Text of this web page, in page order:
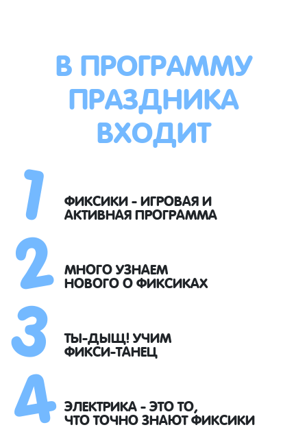
В ПРОГРАММУ
ПРАЗДНИКА
ВХОДИТ
ФИКСИКИ - ИГРОВАЯ И
АКТИВНАЯ ПРОГРАММА
МНОГО УЗНАЕМ
НОВОГО О ФИКСИКАХ
ТЫ-ДЫЩ! УЧИМ
ФИКСИ-ТАНЕЦ
ЭЛЕКТРИКА - ЭТО ТО,
ЧТО ТОЧНО ЗНАЮТ ФИКСИКИ